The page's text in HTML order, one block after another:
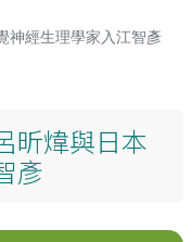
神經生理學家入江智彥
昕煒與日本
彥